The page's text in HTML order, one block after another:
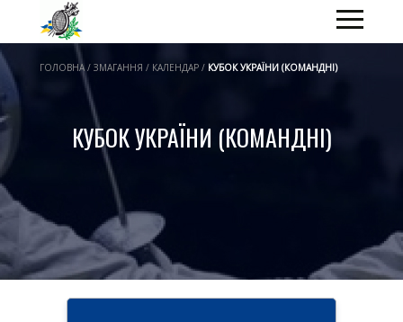
ГОЛОВНА / ЗМАГАННЯ / КАЛЕНДАР / КУБОК УКРАЇНИ (КОМАНДНІ)
КУБОК УКРАЇНИ (КОМАНДНІ)